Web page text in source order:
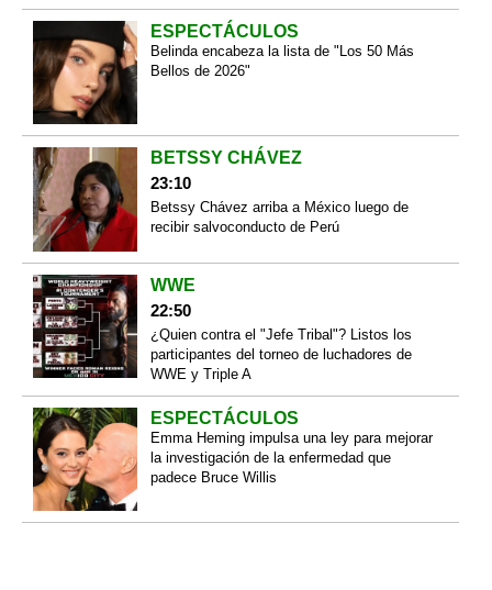
ESPECTÁCULOS
Belinda encabeza la lista de "Los 50 Más
Bellos de 2026"
BETSSY CHÁVEZ
23:10
Betssy Chávez arriba a México luego de
recibir salvoconducto de Perú
WWE
22:50
¿Quien contra el "Jefe Tribal"? Listos los
participantes del torneo de luchadores de
WWE y Triple A
ESPECTÁCULOS
Emma Heming impulsa una ley para mejorar
la investigación de la enfermedad que
padece Bruce Willis